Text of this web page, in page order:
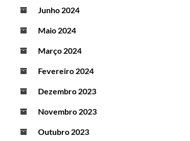
Junho 2024
Maio 2024
Março 2024
Fevereiro 2024
Dezembro 2023
Novembro 2023
Outubro 2023